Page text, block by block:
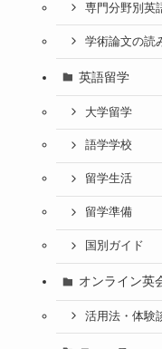
専門分野別英
学術論文の読
英語留学
大学留学
語学学校
留学生活
留学準備
国別ガイド
オンライン英
活用法・体験